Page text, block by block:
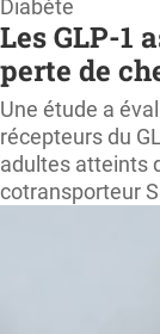
Diabète
Les GLP-1
perte de
Une étude a
récepteurs du
adultes atteints
cotransporteur